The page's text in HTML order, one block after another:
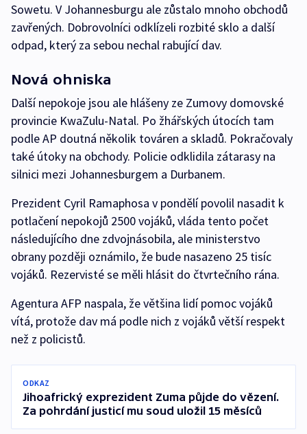
Sowetu. V Johannesburgu ale zůstalo mnoho obchodů
zavřených. Dobrovolníci odklízeli rozbité sklo a další
odpad, který za sebou nechal rabující dav.
Nová ohniska
Další nepokoje jsou ale hlášeny ze Zumovy domovské
provincie KwaZulu-Natal. Po žhářských útocích tam
podle AP doutná několik továren a skladů. Pokračovaly
také útoky na obchody. Policie odklidila zátarasy na
silnici mezi Johannesburgem a Durbanem.
Prezident Cyril Ramaphosa v pondělí povolil nasadit k
potlačení nepokojů 2500 vojáků, vláda tento počet
následujícího dne zdvojnásobila, ale ministerstvo
obrany později oznámilo, že bude nasazeno 25 tisíc
vojáků. Rezervisté se měli hlásit do čtvrtečního rána.
Agentura AFP naspala, že většina lidí pomoc vojáků
vítá, protože dav má podle nich z vojáků větší respekt
než z policistů.
ODKAZ
Jihoafrický exprezident Zuma půjde do vězení.
Za pohrdání justicí mu soud uložil 15 měsíců